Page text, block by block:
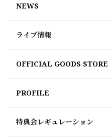
NEWS
ライブ情報
OFFICIAL GOODS STORE
PROFILE
特典会レギュレーション